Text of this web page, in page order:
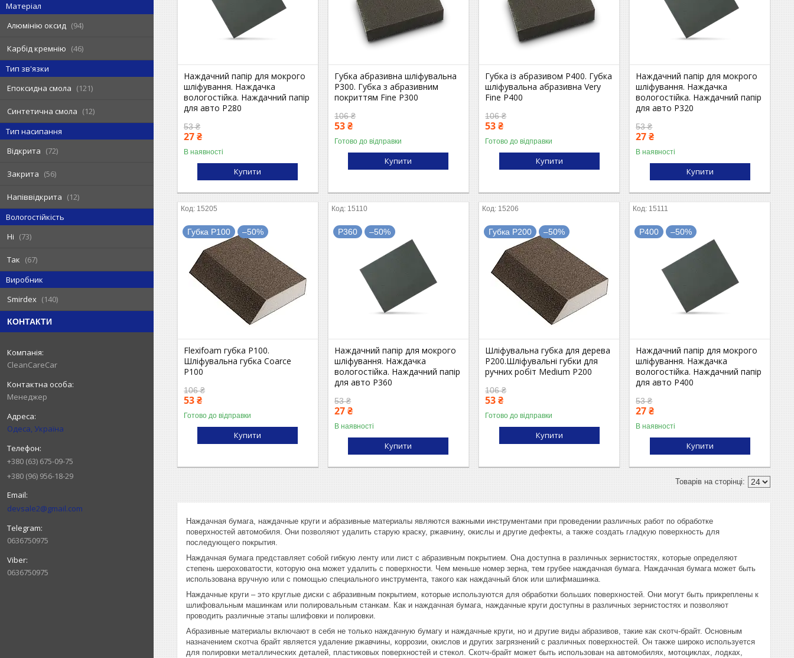
Матеріал
Алюмінію оксид
94
Карбід кремнію
46
Тип зв'язки
Епоксидна смола
121
Синтетична смола
12
Тип насипання
Відкрита
72
Закрита 56
Напіввідкрита
12
Вологостійкість
Ні
73
Так
67
Виробник
Smirdex
140
КОНТАКТИ
CleanCareCar
Менеджер
Одеса, Україна
+380 (63) 675-09-75
+380 (96) 956-18-29
devsale2@gmail.com
0636750975
0636750975
Наждачний папір для мокрого
шліфування. Наждачка
вологостійка. Наждачний папір
для авто P280
53 ₴
27 ₴
В наявності
Купити
Губка абразивна шліфувальна
P300. Губка з абразивним
покриттям Fine P300
106 ₴
53 ₴
Готово до відправки
Купити
Губка із абразивом P400. Губка
шліфувальна абразивна Very
Fine P400
106 ₴
53 ₴
Готово до відправки
Купити
Наждачний папір для мокрого
шліфування. Наждачка
вологостійка. Наждачний папір
для авто P320
53 ₴
27 ₴
В наявності
Купити
15205
Губка P100 –50%
Flexifoam губка P100.
Шліфувальна губка Сoarce
P100
106 ₴
53 ₴
Готово до відправки
Купити
15110
P360 –50%
Наждачний папір для мокрого
шліфування. Наждачка
вологостійка. Наждачний папір
для авто P360
53 ₴
27 ₴
В наявності
Купити
15206
Губка P200 –50%
Шліфувальна губка для дерева
P200.Шліфувальні губки для
ручних робіт Medium P200
106 ₴
53 ₴
Готово до відправки
Купити
15111
P400 –50%
Наждачний папір для мокрого
шліфування. Наждачка
вологостійка. Наждачний папір
для авто P400
53 ₴
27 ₴
В наявності
Купити
Наждачная бумага, наждачные круги и абразивные материалы являются важными инструментами при проведении различных работ по обработке
поверхностей автомобиля. Они позволяют удалить старую краску, ржавчину, окислы и другие дефекты, а также создать гладкую поверхность для
последующего покрытия.
Наждачная бумага представляет собой гибкую ленту или лист с абразивным покрытием. Она доступна в различных зернистостях, которые определяют
степень шероховатости, которую она может удалить с поверхности. Чем меньше номер зерна, тем грубее наждачная бумага. Наждачная бумага может быть
использована вручную или с помощью специального инструмента, такого как наждачный блок или шлифмашинка.
Наждачные круги – это круглые диски с абразивным покрытием, которые используются для обработки больших поверхностей. Они могут быть прикреплены к
шлифовальным машинкам или полировальным станкам. Как и наждачная бумага, наждачные круги доступны в различных зернистостях и позволяют
проводить различные этапы шлифовки и полировки.
Абразивные материалы включают в себя не только наждачную бумагу и наждачные круги, но и другие виды абразивов, такие как скотч-брайт. Основным
назначением скотча брайт является удаление ржавчины, коррозии, окислов и других загрязнений с различных поверхностей. Он также широко используется
для полировки металлических деталей, пластиковых поверхностей и стекол. Скотч-брайт может быть использован на автомобилях, мотоциклах, лодках,